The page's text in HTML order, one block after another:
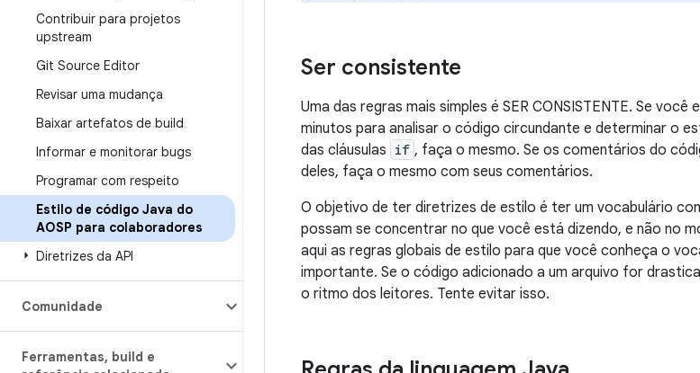
Contribuir para projetos
upstream
Git Source Editor
Revisar uma mudança
Baixar artefatos de build
Informar e monitorar bugs
Programar com respeito
Estilo de código Java do
AOSP para colaboradores
Diretrizes da API
Comunidade
Ferramentas, build e
Ser consistente
Uma das regras mais simples é SER CONSISTENTE. Se
minutos para analisar o código circundante e determinar o
das cláusulas if , faça o mesmo. Se os comentários do
deles, faça o mesmo com seus comentários.
O objetivo de ter diretrizes de estilo é ter um vocabulário
possam se concentrar no que você está dizendo, e não no
aqui as regras globais de estilo para que você conheça o
importante. Se o código adicionado a um arquivo for
o ritmo dos leitores. Tente evitar isso.